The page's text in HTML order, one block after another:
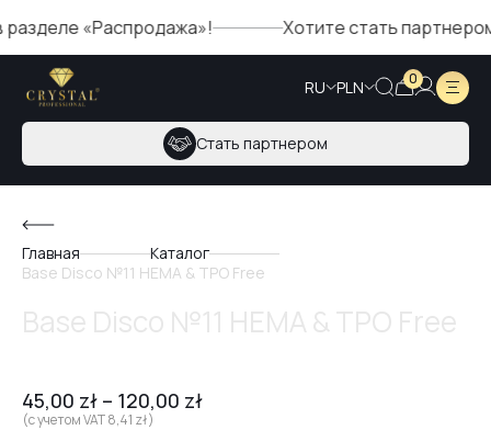
«Распродажа»! Хотите стать партнером
RU PLN 0
Стать партнером
Главная
Каталог
Base Disco №11 HEMA & TPO Free
45,00 zł – 120,00 zł
(с учетом VAT8,41 zł)